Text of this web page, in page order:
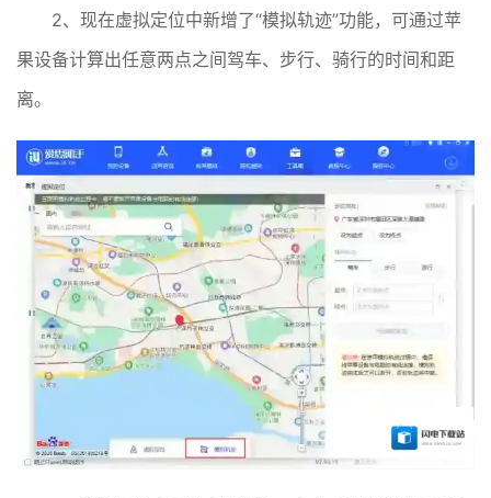
2、现在虚拟定位中新增了“模拟轨迹”功能，可通过苹
果设备计算出任意两点之间驾车、步行、骑行的时间和距
离。